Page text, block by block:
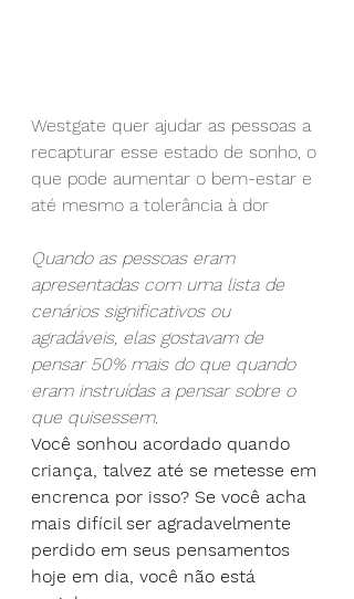
Westgate quer ajudar as pessoas a
recapturar esse estado de sonho, o
que pode aumentar o bem-estar e
até mesmo a tolerância à dor
Quando as pessoas eram
apresentadas com uma lista de
cenários significativos ou
agradáveis, elas gostavam de
pensar 50% mais do que quando
eram instruídas a pensar sobre o
que quisessem.
Você sonhou acordado quando
criança, talvez até se metesse em
encrenca por isso? Se você acha
mais difícil ser agradavelmente
perdido em seus pensamentos
hoje em dia, você não está